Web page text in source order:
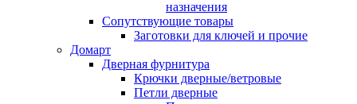
назначения
Сопутствующие товары
Заготовки для ключей и прочие
Домарт
Дверная фурнитура
Крючки дверные/ветровые
Петли дверные